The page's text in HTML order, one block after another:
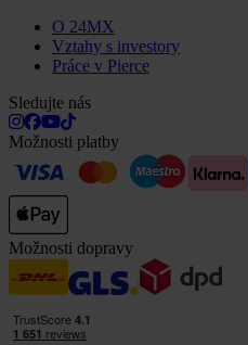
O 24MX
Vztahy s investory
Práce v Pierce
Sledujte nás
Možnosti platby
Možnosti dopravy